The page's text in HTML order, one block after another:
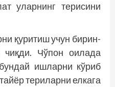
уларнинг терисини
қуритиш учун бирин-
чиқди. Чўпон оилада
ишларни кўриб
териларни елкага